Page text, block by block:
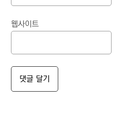
웹사이트